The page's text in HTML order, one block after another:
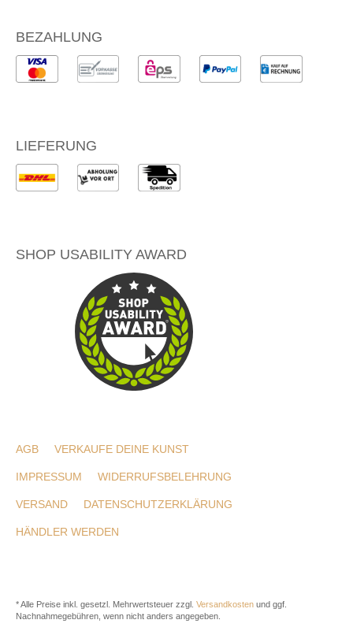
BEZAHLUNG
LIEFERUNG
SHOP USABILITY AWARD
AGB VERKAUFE DEINE KUNST
IMPRESSUM WIDERRUFSBELEHRUNG
VERSAND DATENSCHUTZERKLÄRUNG
HÄNDLER WERDEN
* Alle Preise inkl. gesetzl. Mehrwertsteuer zzgl. Versandkosten und ggf.
Nachnahmegebühren, wenn nicht anders angegeben.